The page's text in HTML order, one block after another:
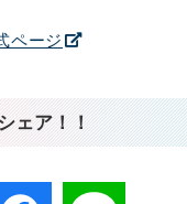
ページ
ェア！！